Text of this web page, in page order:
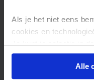
Als je het niet eens
cookies en
Je kunt je selectie in
onder aan de pagina
toekomst wijzigen.Alle
Zakgeld: € 900,- p.p.
Eenpersoonskamer